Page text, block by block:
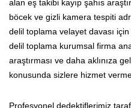
alan eş takibi kayıp şahıs
böcek ve gizli kamera tespiti
delil toplama velayet davası
delil toplama kurumsal firma
araştırması ve daha aklınıza
konusunda sizlere hizmet
Profesyonel dedektiflerimiz